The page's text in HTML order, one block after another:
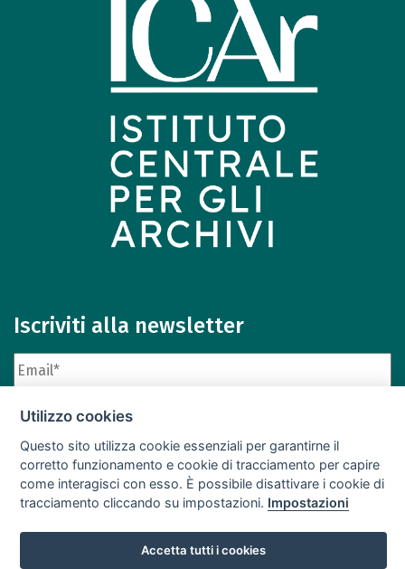
Iscriviti alla newsletter
Iscriviti Archivio newsletter
Utilizzo cookies
Questo sito utilizza cookie essenziali per garantirne il
corretto funzionamento e cookie di tracciamento per capire
come interagisci con esso. È possibile disattivare i cookie di
tracciamento cliccando su impostazioni. Impostazioni
Accetta tutti i cookies